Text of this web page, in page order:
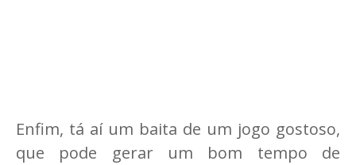
Enfim, tá aí um baita de um jogo gostoso,
que pode gerar um bom tempo de